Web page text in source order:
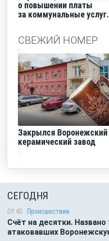
о повышении платы
за коммунальные
СВЕЖИЙ НОМЕР
Закрылся Воронежский
керамический завод
СЕГОДНЯ
09:40 Происшествия
Счёт на десятки.
атаковавших